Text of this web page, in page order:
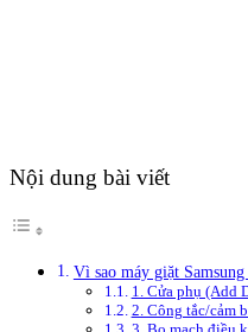
Nội dung bài viết
Vì sao máy giặt
1. Cửa phụ (Add
2. Công tắc/cảm